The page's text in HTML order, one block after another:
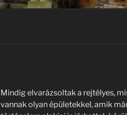
Mindig elvarázsoltak a rejtélyes,
vannak olyan épületekkel, amik